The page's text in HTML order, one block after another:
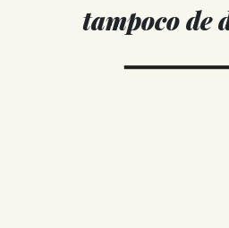
tampoco de